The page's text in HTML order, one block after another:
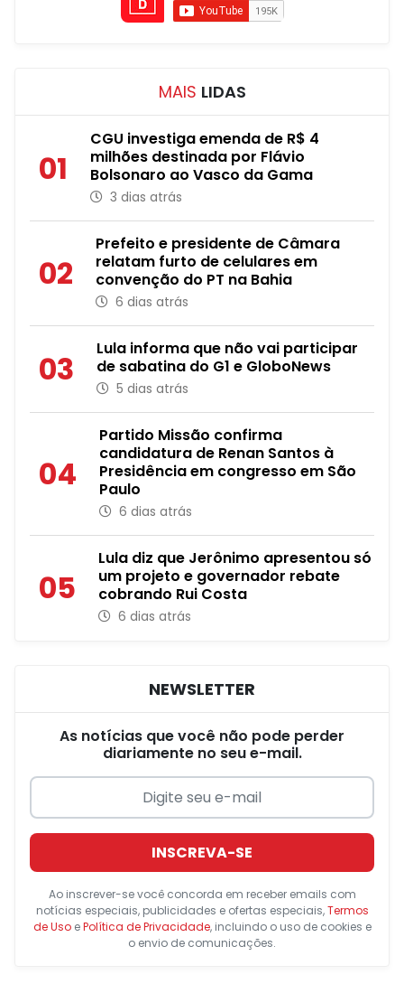
MAIS LIDAS
01
CGU investiga emenda de R$ 4
milhões destinada por Flávio
Bolsonaro ao Vasco da Gama
3 dias atrás
02
Prefeito e presidente de Câmara
relatam furto de celulares em
convenção do PT na Bahia
6 dias atrás
03
Lula informa que não vai participar
de sabatina do G1 e GloboNews
5 dias atrás
04
Partido Missão confirma
candidatura de Renan Santos à
Presidência em congresso em São
Paulo
6 dias atrás
05
Lula diz que Jerônimo apresentou só
um projeto e governador rebate
cobrando Rui Costa
6 dias atrás
NEWSLETTER
As notícias que você não pode perder
diariamente no seu e-mail.
INSCREVA-SE
Ao inscrever-se você concorda em receber emails com
notícias especiais, publicidades e ofertas especiais,Termos
de UsoePolítica de Privacidade, incluindo o uso de cookies e
o envio de comunicações.